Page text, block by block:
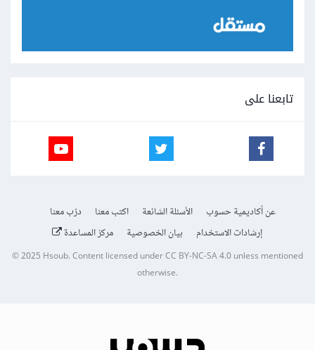
تابعنا على
عن أكاديمية حسوب الأسئلة الشائعة اكتب معنا
درّب معنا
إرشادات الاستخدام
بيان الخصوصية مركز المساعدة
© 2025Hsoub.Content licensed underCC BY-NC-SA 4.0unless mentioned
otherwise.